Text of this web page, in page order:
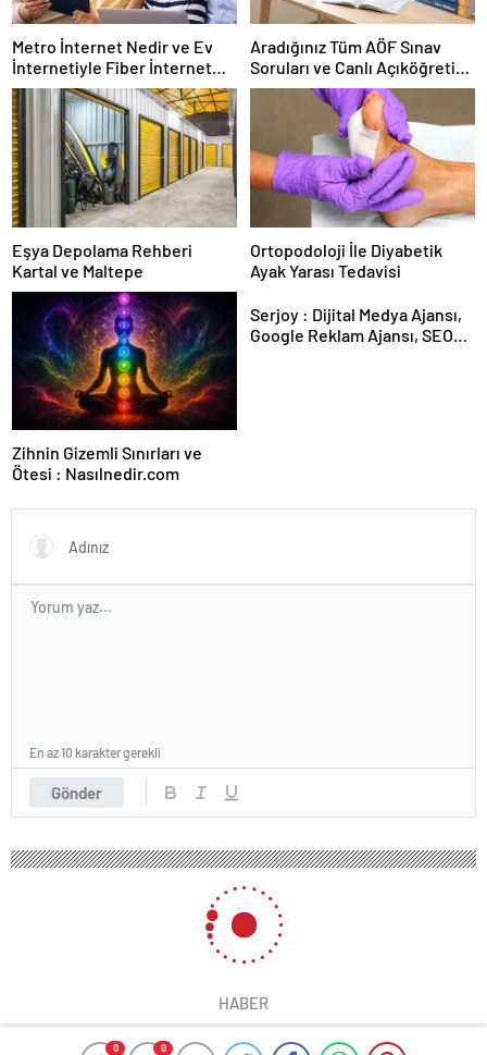
0 0
Metro İnternet Nedir ve Ev
İnternetiyle Fiber İnternet
Arasındaki Farklar
Aradığınız Tüm AÖF Sınav
Soruları ve Canlı Açıköğretim
Forumu Burada
Eşya Depolama Rehberi
Kartal ve Maltepe
Ortopodoloji İle Diyabetik
Ayak Yarası Tedavisi
Zihnin Gizemli Sınırları ve
Ötesi : Nasılnedir.com
Serjoy : Dijital Medya Ajansı,
Google Reklam Ajansı, SEO
Gönder
En az 10 karakter gerekli
HABER